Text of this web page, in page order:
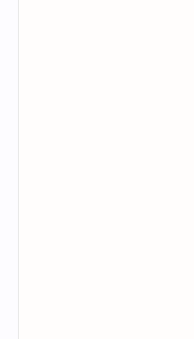
Diproduseri oleh Rian
“Terpikat Pada Cinta”
berbeda dari karya-karya
ini menjadi langkah
baru dalam perjalanan
memperkaya identitas
Mungkin kamu sudah
Terpikat Pada Cinta artinya
menemanimu mencari
Cinta dari Judika. Tanpa